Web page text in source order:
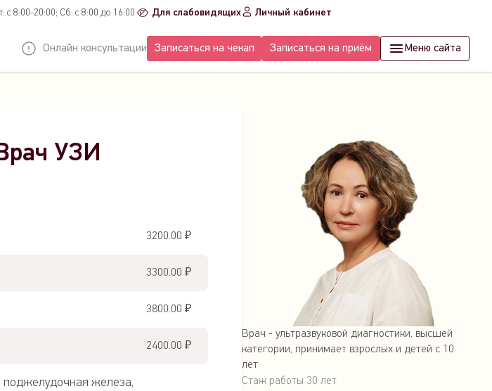
с 8:00-20:00; Сб: с 8:00 до 16:00 Для слабовидящих Личный кабинет
Онлайн консультации Записаться на чекап Записаться на приём Меню сайта
УЗИ
3200.00 ₽
3300.00 ₽
3800.00 ₽
2400.00 ₽
поджелудочная железа,
Врач - ультразвуковой диагностики, высшей
категории, принимает взрослых и детей с 10
лет
Стаж работы 30 лет